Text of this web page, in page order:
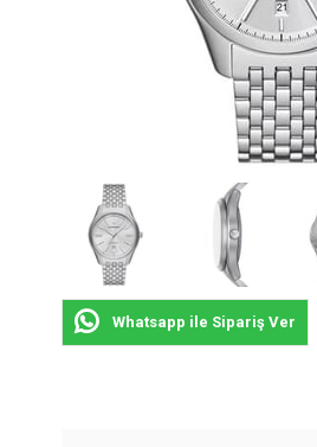
Whatsapp ile Sipariş Ver